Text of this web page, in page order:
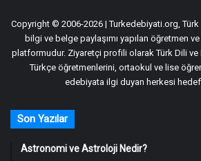
Copyright © 2006-2026 | Turkedebiyati.org, Türk
bilgi ve belge paylaşımı yapılan öğretmen
platformudur. Ziyaretçi profili olarak Türk Dili ve
Türkçe öğretmenlerini, ortaokul ve lise
edebiyata ilgi duyan herkesi
Son Yazılar
Astronomi ve Astroloji Nedir?